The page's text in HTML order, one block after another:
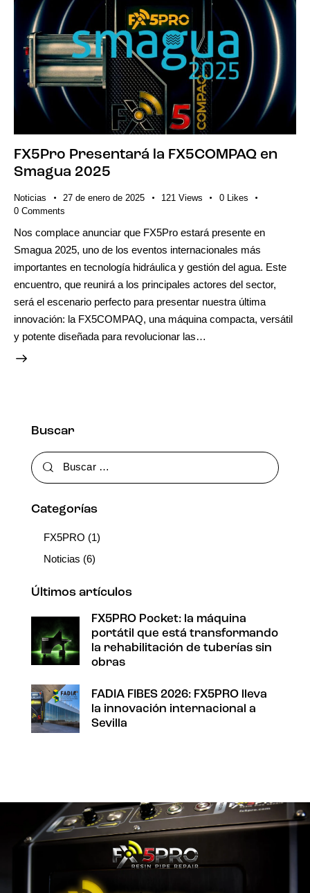
FX5Pro Presentará la FX5COMPAQ en
Smagua 2025
Noticias 27 de enero de 2025 121 Views 0 Likes
0 Comments
Nos complace anunciar que FX5Pro estará presente en
Smagua 2025, uno de los eventos internacionales más
importantes en tecnología hidráulica y gestión del agua. Este
encuentro, que reunirá a los principales actores del sector,
será el escenario perfecto para presentar nuestra última
innovación: la FX5COMPAQ, una máquina compacta, versátil
y potente diseñada para revolucionar las…
Buscar
Categorías
FX5PRO (1)
Noticias (6)
Últimos artículos
FX5PRO Pocket: la máquina
portátil que está transformando
la rehabilitación de tuberías sin
obras
FADIA FIBES 2026: FX5PRO lleva
la innovación internacional a
Sevilla